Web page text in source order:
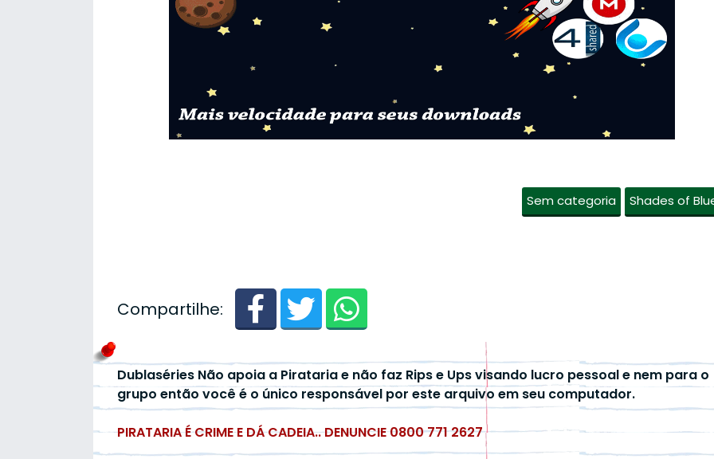
Sem categoria Shades of
Compartilhe:
Dublaséries Não apoia a Pirataria e não faz Rips e Ups visando lucro pessoal e nem para o
grupo então você é o único responsável por este arquivo em seu computador.
PIRATARIA É CRIME E DÁ CADEIA.. DENUNCIE 0800 771 2627